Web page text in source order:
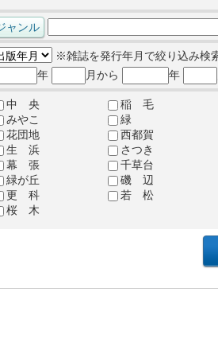
※雑誌を発行年月で絞り込み検
年
月から 年
中 央
稲 毛
みやこ
緑
花団地
西都賀
生 浜
さつき
幕 張
千草台
緑が丘
磯 辺
更 科
若 松
桜 木